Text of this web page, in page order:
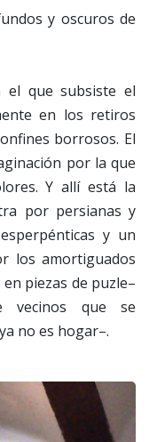
y oscuros de
el que subsiste el
en los retiros
borrosos. El
por la que
Y allí está la
por persianas y
y un
los amortiguados
piezas de puzle–
vecinos que se
no es hogar–.